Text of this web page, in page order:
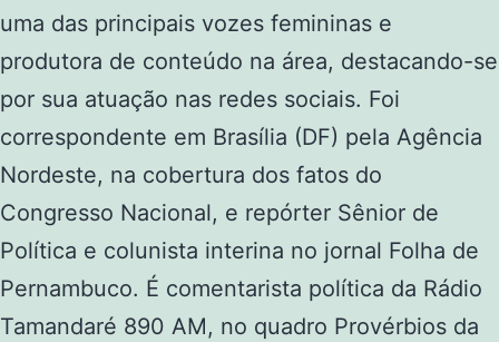
uma das principais vozes femininas e
produtora de conteúdo na área, destacando-se
por sua atuação nas redes sociais. Foi
correspondente em Brasília (DF) pela Agência
Nordeste, na cobertura dos fatos do
Congresso Nacional, e repórter Sênior de
Política e colunista interina no jornal Folha de
Pernambuco. É comentarista política da Rádio
Tamandaré 890 AM, no quadro Provérbios da